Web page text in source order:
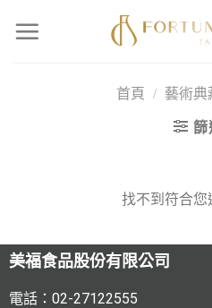
首頁 / 藝術典
篩
找不到符合您
美福食品股份有限公司
電話：02-27122555